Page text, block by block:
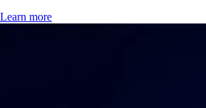
Learn more